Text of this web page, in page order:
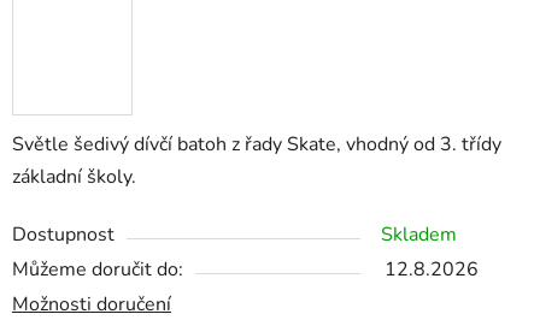
Světle šedivý dívčí batoh z řady Skate, vhodný od 3. třídy
základní školy.
Dostupnost
Skladem
Můžeme doručit do:
12.8.2026
Možnosti doručení